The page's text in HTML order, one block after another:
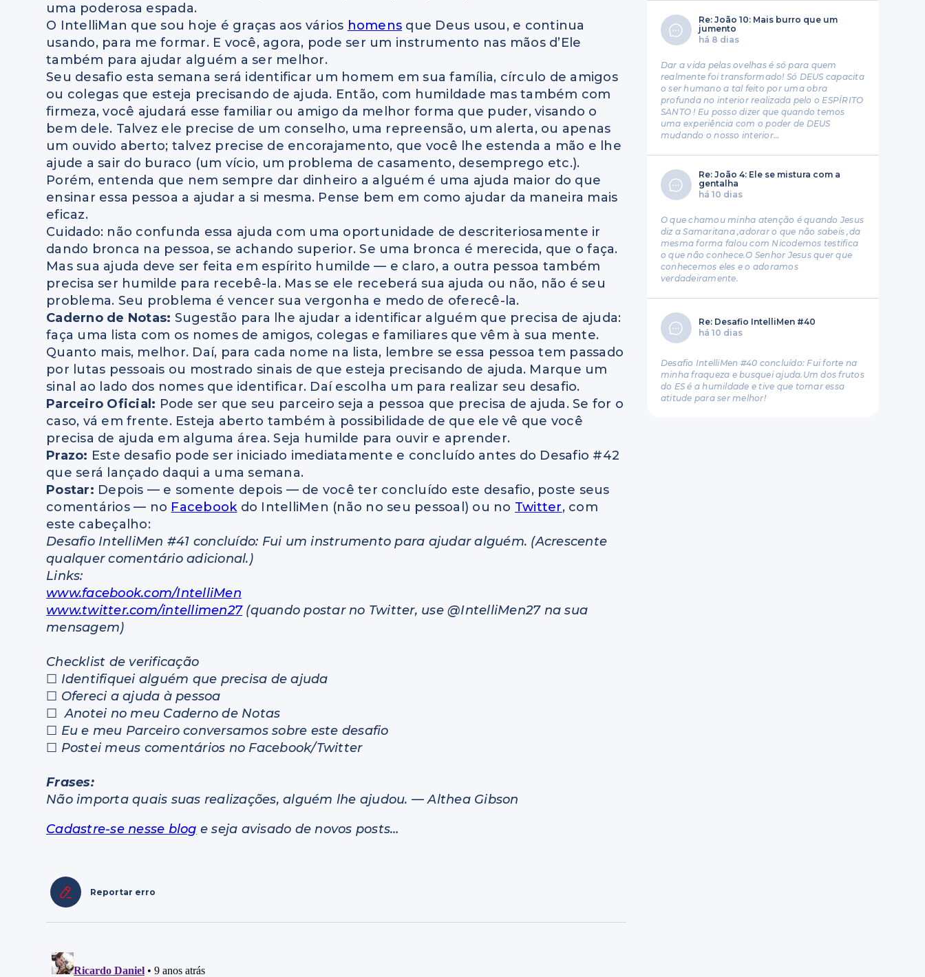
uma poderosa espada.
O IntelliMan que sou hoje é graças aos vários homens que Deus usou, e continua
usando, para me formar. E você, agora, pode ser um instrumento nas mãos d’Ele
também para ajudar alguém a ser melhor.
Seu desafio esta semana será identificar um homem em sua família, círculo de amigos
ou colegas que esteja precisando de ajuda. Então, com humildade mas também com
firmeza, você ajudará esse familiar ou amigo da melhor forma que puder, visando o
bem dele. Talvez ele precise de um conselho, uma repreensão, um alerta, ou apenas
um ouvido aberto; talvez precise de encorajamento, que você lhe estenda a mão e lhe
ajude a sair do buraco (um vício, um problema de casamento, desemprego etc.).
Porém, entenda que nem sempre dar dinheiro a alguém é uma ajuda maior do que
ensinar essa pessoa a ajudar a si mesma. Pense bem em como ajudar da maneira mais
eficaz.
Cuidado: não confunda essa ajuda com uma oportunidade de descriteriosamente ir
dando bronca na pessoa, se achando superior. Se uma bronca é merecida, que o faça.
Mas sua ajuda deve ser feita em espírito humilde — e claro, a outra pessoa também
precisa ser humilde para recebê-la. Mas se ele receberá sua ajuda ou não, não é seu
problema. Seu problema é vencer sua vergonha e medo de oferecê-la.
Caderno de Notas: Sugestão para lhe ajudar a identificar alguém que precisa de ajuda:
faça uma lista com os nomes de amigos, colegas e familiares que vêm à sua mente.
Quanto mais, melhor. Daí, para cada nome na lista, lembre se essa pessoa tem passado
por lutas pessoais ou mostrado sinais de que esteja precisando de ajuda. Marque um
sinal ao lado dos nomes que identificar. Daí escolha um para realizar seu desafio.
Parceiro Oficial: Pode ser que seu parceiro seja a pessoa que precisa de ajuda. Se for o
caso, vá em frente. Esteja aberto também à possibilidade de que ele vê que você
precisa de ajuda em alguma área. Seja humilde para ouvir e aprender.
Prazo: Este desafio pode ser iniciado imediatamente e concluído antes do Desafio #42
que será lançado daqui a uma semana.
Postar: Depois — e somente depois — de você ter concluído este desafio, poste seus
comentários — no Facebookdo IntelliMen (não no seu pessoal) ou no Twitter, com
este cabeçalho:
Desafio IntelliMen #41 concluído: Fui um instrumento para ajudar alguém. (Acrescente
qualquer comentário adicional.)
Links:
www.facebook.com/IntelliMen
www.twitter.com/intellimen27 (quando postar no Twitter, use @IntelliMen27 na sua
mensagem)
Checklist de verificação
☐ Identifiquei alguém que precisa de ajuda
☐ Ofereci a ajuda à pessoa
☐Anotei no meu Caderno de Notas
☐ Eu e meu Parceiro conversamos sobre este desafio
☐ Postei meus comentários no Facebook/Twitter
Frases:
Não importa quais suas realizações, alguém lhe ajudou. — Althea Gibson
Cadastre-se nesse blog e seja avisado de novos posts…
Reportar erro
Re: João 10: Mais burro que um
jumento
há 8 dias
Dar a vida pelas ovelhas é só para quem
realmente foi transformado! Só DEUS capacita
o ser humano a tal feito por uma obra
profunda no interior realizada pelo o ESPÍRITO
SANTO ! Eu posso dizer que quando temos
uma experiência com o poder de DEUS
mudando o nosso interior…
Re: João 4: Ele se mistura com a
gentalha
há 10 dias
O que chamou minha atenção é quando Jesus
diz a Samaritana ,adorar o que não sabeis ,da
mesma forma falou com Nicodemos testifica
o que não conhece.O Senhor Jesus quer que
conhecemos eles e o adoramos
verdadeiramente.
Re: Desafio IntelliMen #40
há 10 dias
Desafio IntelliMen #40 concluído: Fui forte na
minha fraqueza e busquei ajuda.Um dos frutos
do ES é a humildade e tive que tomar essa
atitude para ser melhor!